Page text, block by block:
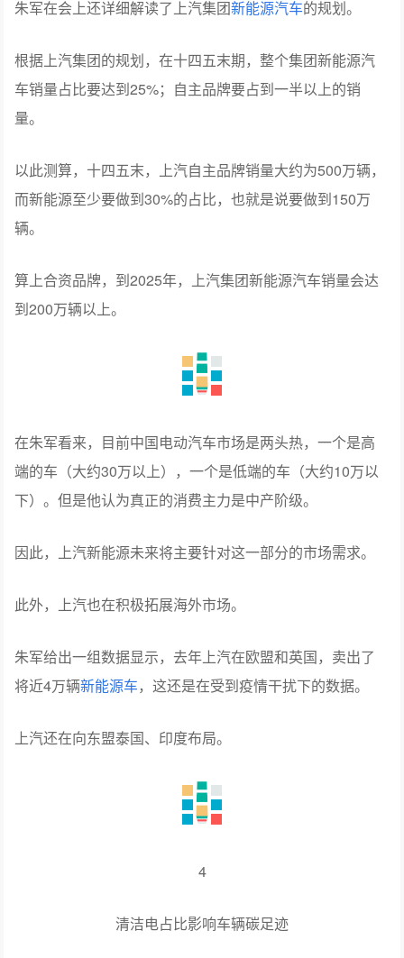
朱军在会上还详细解读了上汽集团新能源汽车的规划。
根据上汽集团的规划，在十四五末期，整个集团新能源汽
车销量占比要达到25%；自主品牌要占到一半以上的销
量。
以此测算，十四五末，上汽自主品牌销量大约为500万辆，
而新能源至少要做到30%的占比，也就是说要做到150万
辆。
算上合资品牌，到2025年，上汽集团新能源汽车销量会达
到200万辆以上。
在朱军看来，目前中国电动汽车市场是两头热，一个是高
端的车（大约30万以上），一个是低端的车（大约10万以
下）。但是他认为真正的消费主力是中产阶级。
因此，上汽新能源未来将主要针对这一部分的市场需求。
此外，上汽也在积极拓展海外市场。
朱军给出一组数据显示，去年上汽在欧盟和英国，卖出了
将近4万辆新能源车，这还是在受到疫情干扰下的数据。
上汽还在向东盟泰国、印度布局。
4
清洁电占比影响车辆碳足迹